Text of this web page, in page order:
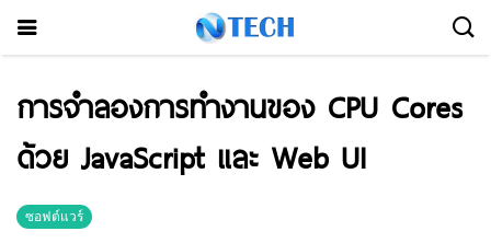
การจำลองการทำงานของ CPU Cores
ด้วย JavaScript และ Web UI
ซอฟต์แวร์